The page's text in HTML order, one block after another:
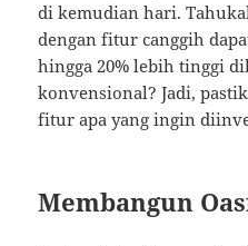
di kemudian hari.
dengan fitur canggih
hingga 20% lebih tinggi
konvensional? Jadi,
fitur apa yang ingin
Membangun